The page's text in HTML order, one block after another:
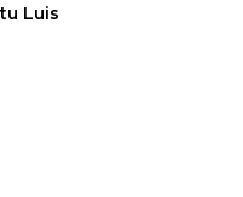
Luis